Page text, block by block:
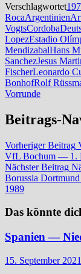
Verschlagwortet
RocaArgentinien
VogtsCordoba
LopezEstadio
MendizabalHans
SanchezJesus
FischerLeonardo
BonhofRolf
Vorrunde
Beitrags-
Vorheriger Beitrag
VfL Bochum — 1.
Nächster Beitrag
Borussia
1989
Das könnte
Spanien —
15. September 2021